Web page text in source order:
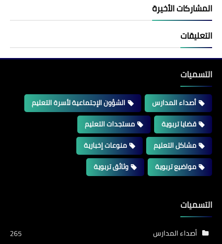
المشاركات الأخيرة
التعليقات
التسميات
أصداء المدارس
الشؤون الإجتماعية لأسرة التعليم
قضايا تربوية
مستجدات التعليم
مشاكل التعليم
منوعات إخبارية
مواضيع تربوية
وثائق تربوية
التسميات
أصداء المدارس
265